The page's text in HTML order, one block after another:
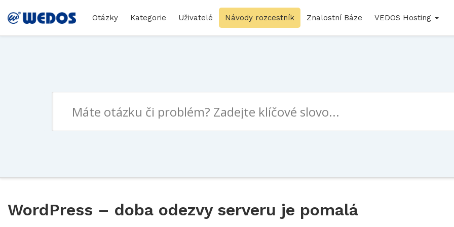
Otázky Kategorie Uživatelé Návody rozcestník Znalostní Báze VEDOS Hosting
WordPress – doba odezvy serveru je pomalá